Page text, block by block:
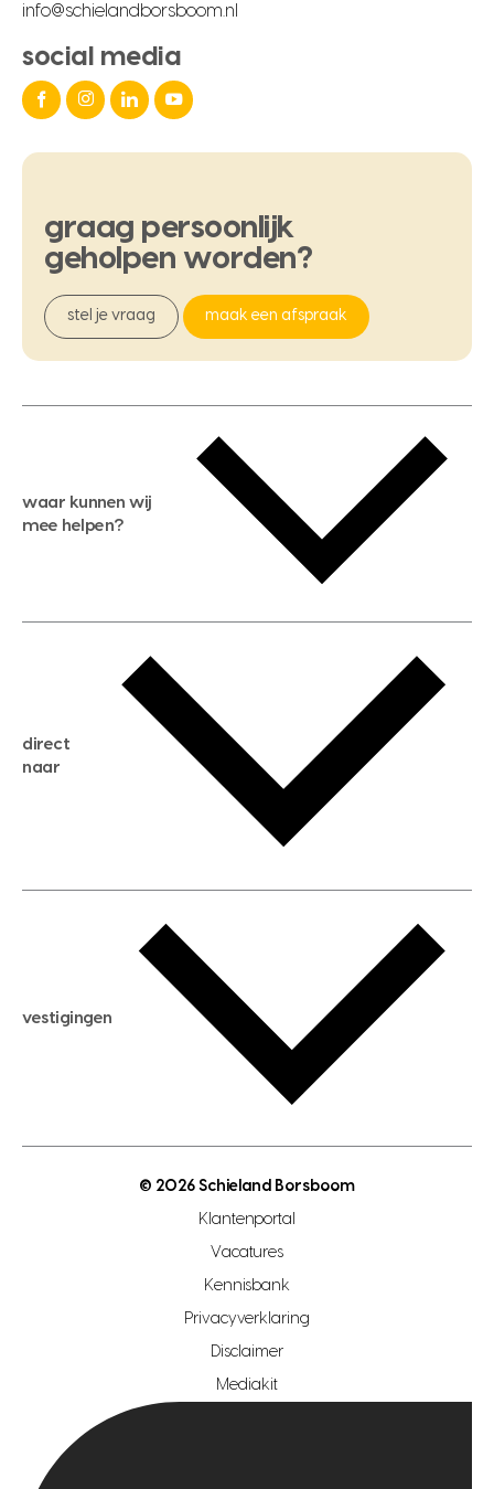
info@schielandborsboom.nl
social media
graag persoonlijk
geholpen worden?
stel je vraag maak een afspraak
waar kunnen wij
mee helpen?
gratis zoekservice
huis verkopen
huis kopen
aankoopadvies
verkoopadvies
hypotheekadvies
direct
naar
hypotheek berekenen
maximale hypotheek berekenen
hypotheek bespaarcheck
gratis zoekprofiel aanmaken
open woningwaarde dag
vestigingen
makelaar regio zoetermeer
hypotheekshop regio den haag
hypotheekshop regio rotterdam
© 2026 Schieland Borsboom
Klantenportal
Vacatures
Kennisbank
Privacyverklaring
Disclaimer
Mediakit